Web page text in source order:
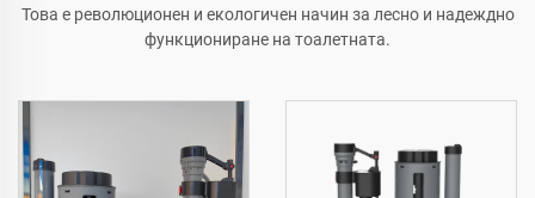
Това е революционен и екологичен начин за лесно и надеждно
функциониране на тоалетната.